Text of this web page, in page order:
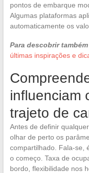
pontos de embarque
Algumas plataformas
automaticamente os
Para descobrir
últimas inspirações e
influenciam
trajeto de
Antes de definir
olhar de perto os
compartilhado. Fala-se,
o começo. Taxa de
bordo, flexibilidade nos